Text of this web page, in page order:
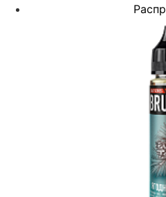
цена
250,00